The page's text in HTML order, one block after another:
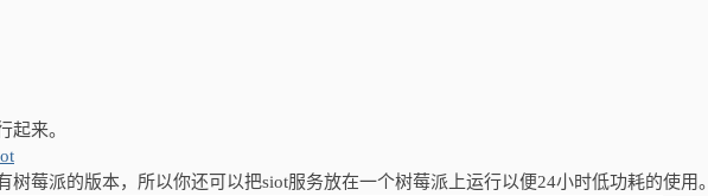
起来。
树莓派的版本，所以你还可以把siot服务放在一个树莓派上运行以便24小时低功耗的使用。